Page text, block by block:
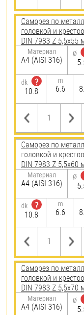
Саморез по
головкой и
DIN 7983 Z 5,5х55
Материал
A4 (AISI 316)
Ø
dk
?
10.8
m
6.6
Саморез по
головкой и
DIN 7983 Z 5,5х60
Материал
A4 (AISI 316)
Ø
dk
?
10.8
m
6.6
Саморез по
головкой и
DIN 7983 Z 5,5х70
Материал
A4 (AISI 316)
Ø